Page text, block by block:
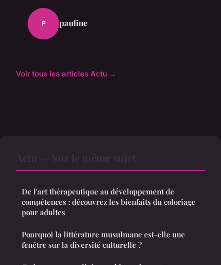
P pauline
Voir tous les articles Actu →
De l'art thérapeutique au développement de
compétences : découvrez les bienfaits du coloriage
pour adultes
Pourquoi la littérature musulmane est-elle une
fenêtre sur la diversité culturelle ?